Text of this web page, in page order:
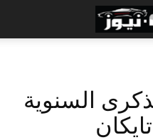
السنوية